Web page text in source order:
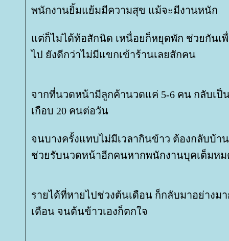
พนักงานยิ้มแย้มมีความสุข แม้จะมีงานหนัก
ต่ก็ไม่ได้ท้อสักนิด เหนื่อยก็หยุดพัก ช่วยกันเพื่
ไป ยังดีกว่าไม่มีแขกเข้าร้านเลยสักคน
จากที่นวดหน้ามีลูกค้านวดแค่ 5-6 คน กลับเป็
เกือบ 20 คนต่อวัน
จนบางครั้งแทบไม่มีเวลากินข้าว ต้องกลับบ้า
ช่วยรับนวดหน้าอีกคนหากพนักงานบุคเต็มห
รายได้ที่หายไปช่วงต้นเดือน ก็กลับมาอย่าง
เดือน จนต้นข้าวเองก็ตกใจ